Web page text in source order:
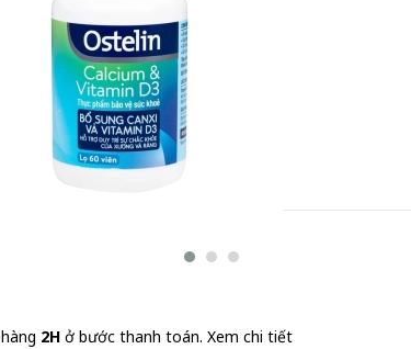
Calcium Vitamin D3 Sanofi 60 viên - Bổ sung canxi,
Viên 2H ở bước thanh toán. Xem chi tiết